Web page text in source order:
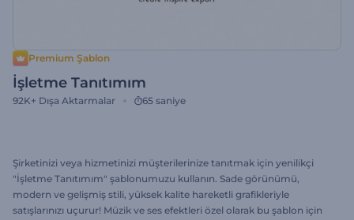
Premium Şablon
İşletme Tanıtımım
92K+ Dışa Aktarmalar 65 saniye
Şirketinizi veya hizmetinizi müşterilerinize tanıtmak için yenilikçi
"İşletme Tanıtımım" şablonumuzu kullanın. Sade görünümü,
modern ve gelişmiş stili, yüksek kalite hareketli grafikleriyle
satışlarınızı uçurur! Müzik ve ses efektleri özel olarak bu şablon için